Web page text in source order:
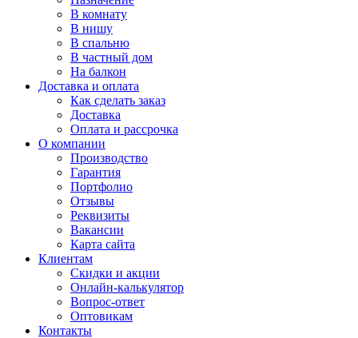
В комнату
В нишу
В спальню
В частный дом
На балкон
Доставка и оплата
Как сделать заказ
Доставка
Оплата и рассрочка
О компании
Производство
Гарантия
Портфолио
Отзывы
Реквизиты
Вакансии
Карта сайта
Клиентам
Скидки и акции
Онлайн-калькулятор
Вопрос-ответ
Оптовикам
Контакты